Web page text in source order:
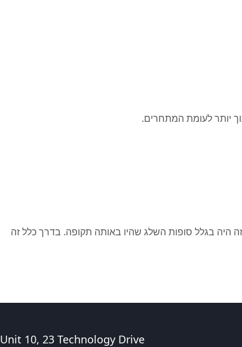
יותר לעומת המתחרים.
היה בגלל סופות השלג שהיו באותה תקופה. בדרך כלל זה
Unit 10, 23 Technology Drive